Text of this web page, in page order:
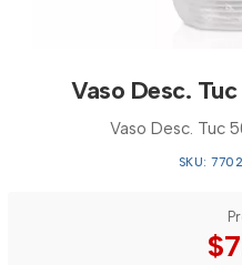
Vaso Desc.
Vaso Desc. Tuc
SKU: